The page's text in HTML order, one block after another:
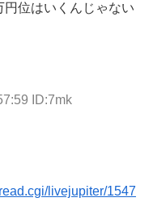
位はいくんじゃない
ID:7mk
livejupiter/1547